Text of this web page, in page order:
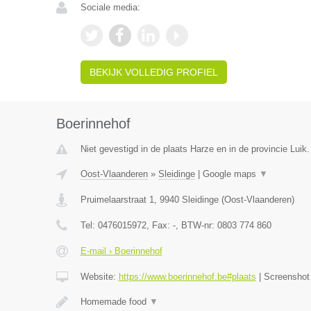
Sociale media:
BEKIJK VOLLEDIG PROFIEL
Boerinnehof
Niet gevestigd in de plaats Harze en in de provincie Luik.
Oost-Vlaanderen» Sleidinge| Google maps ▼
Pruimelaarstraat 1, 9940 Sleidinge(Oost-Vlaanderen)
Tel: 0476015972, Fax: -, BTW-nr: 0803 774 860
E-mail › Boerinnehof
Website: https://www.boerinnehof.be#plaats
Homemade food ▼